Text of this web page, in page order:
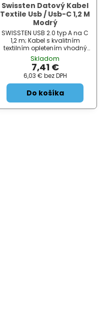
Swissten Datový Kabel
Textile Usb / Usb-C 1,2 M
Modrý
SWISSTEN USB 2.0 typ A na C
1,2 m; Kabel s kvalitním
textilním opletením vhodný
pro připojení zařízení s
konektorem USB typu C k
počítači. Podporuje nabíjení
proudem až 3 A. ZÁKLADNÍ
SPECIFIKACE;...
Skladom
7,41 €
6,03 € bez DPH
Do košíka